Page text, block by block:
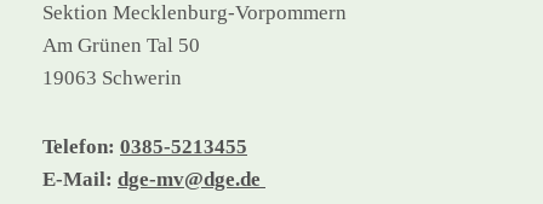
Sektion Mecklenburg-Vorpommern
Am Grünen Tal 50
19063 Schwerin
Telefon: 0385-5213455
E-Mail: dge-mv@dge.de